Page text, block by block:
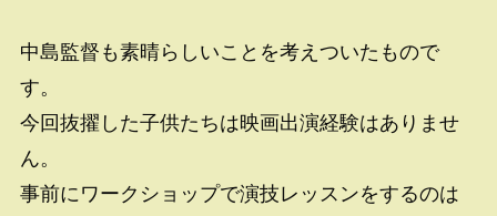
中島監督も素晴らしいことを考えついたもので
す。
今回抜擢した子供たちは映画出演経験はありませ
ん。
事前にワークショップで演技レッスンをするのは